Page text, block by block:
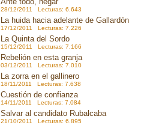
28/12/2011 Lecturas: 6.643
La huida hacia adelante de Gallardón
17/12/2011 Lecturas: 7.226
La Quinta del Sordo
15/12/2011 Lecturas: 7.166
Rebelión en esta granja
03/12/2011 Lecturas: 7.010
La zorra en el gallinero
18/11/2011 Lecturas: 7.638
Cuestión de confianza
14/11/2011 Lecturas: 7.084
Salvar al candidato Rubalcaba
21/10/2011 Lecturas: 6.895